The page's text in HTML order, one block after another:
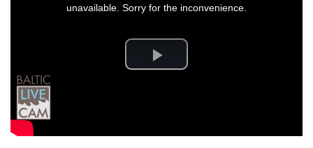
Play
unavailable. Sorry for the inconvenience.